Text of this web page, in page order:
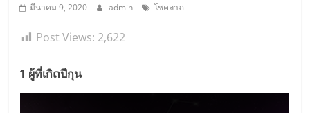
มีนาคม 9, 2020 admin โชคลาภ
Post Views: 2,622
1 ผู้ที่เกิດปีกุน